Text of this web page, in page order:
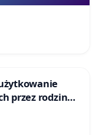
przez rodzinne